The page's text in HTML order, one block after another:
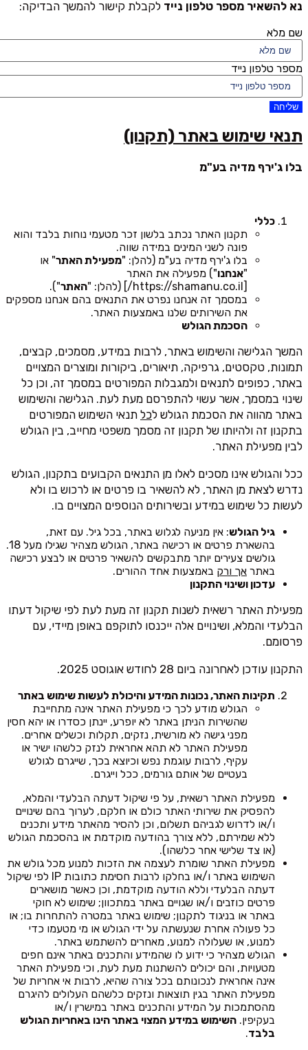
נא להשאיר מספר טלפון נייד לקבלת קישור להמשך הבדיקה:
שם מלא
מספר טלפון נייד
שליחה
תנאי שימוש באתר (תקנון)
בלו ג'ירף מדיה בע"מ
כללי
תקנון האתר נכתב בלשון זכר מטעמי נוחות בלבד והוא
פונה לשני המינים במידה שווה.
בלו ג'ירף מדיה בע"מ (להלן: "מפעילת האתר" או
"אנחנו") מפעילה את האתר
האתר").
במסמך זה אנחנו נפרט את התנאים בהם אנחנו מספקים
את השירותים שלנו באמצעות האתר.
הסכמת הגולש
המשך הגלישה והשימוש באתר, לרבות במידע, מסמכים, קבצים,
תמונות, טקסטים, גרפיקה, תיאורים, ביקורות ומוצרים המצויים
באתר, כפופים לתנאים ולמגבלות המפורטים במסמך זה, וכן כל
שינוי במסמך, אשר עשוי להתפרסם מעת לעת. הגלישה והשימוש
באתר מהווה את הסכמת הגולש לכל תנאי השימוש המפורטים
בתקנון זה ולהיותו של תקנון זה מסמך משפטי מחייב, בין הגולש
לבין מפעילת האתר.
ככל והגולש אינו מסכים לאלו מן התנאים הקבועים בתקנון, הגולש
נדרש לצאת מן האתר, לא להשאיר בו פרטים או לרכוש בו ולא
לעשות כל שימוש במידע ובשירותים הנוספים המצויים בו.
גיל הגולש: אין מניעה לגלוש באתר, בכל גיל. עם זאת,
בהשארת פרטים או רכישה באתר, הגולש מצהיר שגילו מעל 18.
גולשים צעירים יותר מתבקשים להשאיר פרטים או לבצע רכישה
באתר אך ורק באמצעות אחד ההורים.
עדכון ושינוי התקנון
מפעילת האתר רשאית לשנות תקנון זה מעת לעת לפי שיקול דעתו
הבלעדי והמלא, ושינויים אלה ייכנסו לתוקפם באופן מיידי, עם
פרסומם.
התקנון עודכן לאחרונה ביום 28 לחודש אוגוסט 2025.
תקינות האתר, נכונות המידע והיכולת לעשות שימוש באתר
הגולש מודע לכך כי מפעילת האתר אינה מתחייבת
שהשירות הניתן באתר לא יופרע, יינתן כסדרו או יהא חסין
מפני גישה לא מורשית, נזקים, תקלות וכשלים אחרים.
מפעילת האתר לא תהא אחראית לנזק כלשהו ישיר או
עקיף, לרבות עוגמת נפש וכיוצא בכך, שייגרם לגולש
בעטיים של אותם גורמים, ככל וייגרם.
מפעילת האתר רשאית, על פי שיקול דעתה הבלעדי והמלא,
להפסיק את שירותי האתר כולם או חלקם, לערוך בהם שינויים
ו/או לדרוש לגביהם תשלום, וכן להסיר מהאתר מידע ותכנים
ללא שמירתם, ללא צורך בהודעה מוקדמת או בהסכמת הגולש
(או צד שלישי אחר כלשהו).
מפעילת האתר שומרת לעצמה את הזכות למנוע מכל גולש את
השימוש באתר ו/או בחלקו לרבות חסימת כתובות IP לפי שיקול
דעתה הבלעדי וללא הודעה מוקדמת, וכן כאשר מושארים
פרטים כוזבים ו/או שגויים באתר במתכוון; שימוש לא חוקי
באתר או בניגוד לתקנון; שימוש באתר במטרה להתחרות בו; או
כל פעולה אחרת שנעשתה על ידי הגולש או מי מטעמו כדי
למנוע, או שעלולה למנוע, מאחרים להשתמש באתר.
הגולש מצהיר כי ידוע לו שהמידע והתכנים באתר אינם חפים
מטעויות, והם יכולים להשתנות מעת לעת, וכי מפעילת האתר
אינה אחראית לנכונותם בכל צורה שהיא, לרבות אי אחריות של
מפעילת האתר בגין תוצאות ונזקים כלשהם העלולים להיגרם
מהסתמכות על המידע והתכנים באתר במישרין ו/או
בעקיפין. השימוש במידע המצוי באתר הינו באחריות הגולש
בלבד.